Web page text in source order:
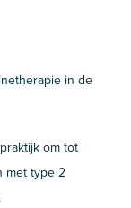
in de
om tot
met type 2